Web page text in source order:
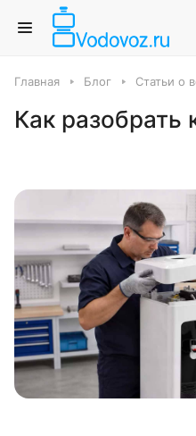
Главная Блог Статьи о
Как разобрать